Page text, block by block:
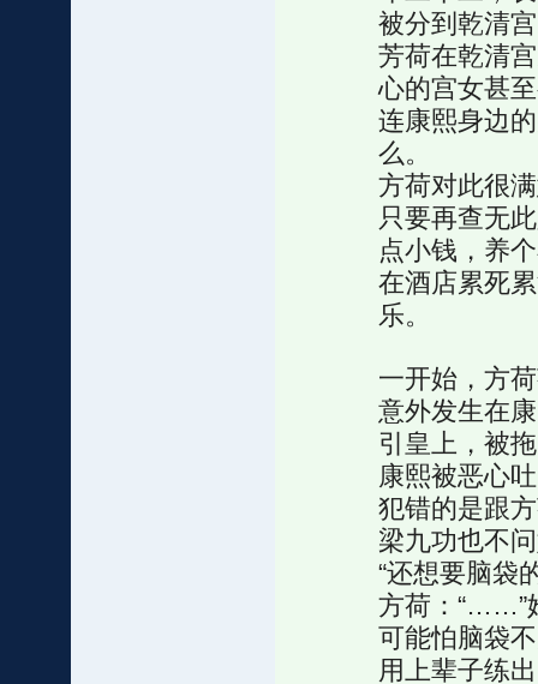
被分到乾清
芳荷在乾清
心的宫女甚
连康熙身边
么。
方荷对此很
只要再查无
点小钱，养
在酒店累死
乐。
一开始，方
意外发生在
引皇上，被
康熙被恶心
犯错的是跟
梁九功也不
“还想要脑袋
方荷：“……”
可能怕脑袋
用上辈子练